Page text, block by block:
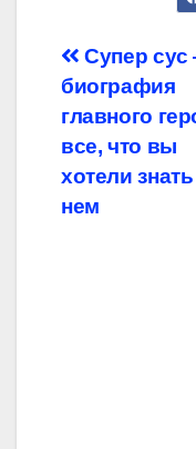
по
записям
Супер
биография
главного
все, что вы
хотели
нем